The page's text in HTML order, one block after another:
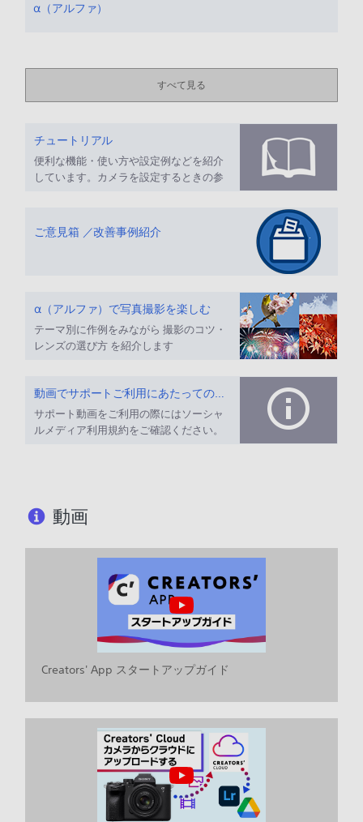
α（アルファ）
すべて見る
チュートリアル
便利な機能・使い方や設定例などを紹介
しています。カメラを設定するときの参
ご意見箱 ／改善事例紹介
α（アルファ）で写真撮影を楽しむ
テーマ別に作例をみながら 撮影のコツ・
レンズの選び方 を紹介します
動画でサポートご利用にあたってのお願い
サポート動画をご利用の際にはソーシャ
ルメディア利用規約をご確認ください。
動画
Creators' App スタートアップガイド